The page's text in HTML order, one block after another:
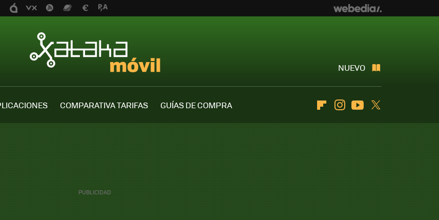
NUEVO
COMPARATIVA TARIFAS
GUÍAS DE COMPRA
FlipboardInstagramYoutube